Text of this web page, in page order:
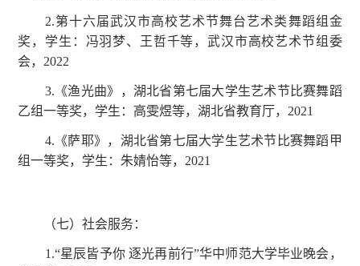
2.第十六届武汉市高校艺术节舞台艺术类舞蹈组金
奖，学生：冯羽梦、王哲千等，武汉市高校艺术节组委
会，2022
3.《渔光曲》，湖北省第七届大学生艺术节比赛舞蹈
乙组一等奖，学生：高雯煜等，湖北省教育厅，2021
4.《萨耶》，湖北省第七届大学生艺术节比赛舞蹈甲
组一等奖，学生：朱婧怡等，2021
（七）社会服务：
1.“星辰皆予你 逐光再前行”华中师范大学毕业晚会，